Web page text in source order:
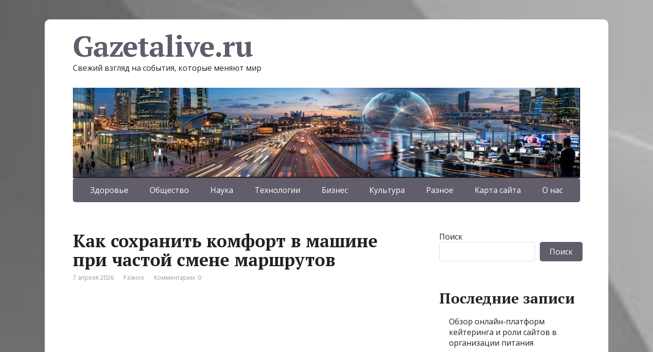
Gazetalive.ru
Свежий взгляд на события, которые меняют мир
Здоровье Общество Наука Технологии Бизнес Культура Разное Карта сайта О нас
Как сохранить комфорт в машине
при частой смене маршрутов
7 апреля 2026 Разное Комментарии: 0
Поиск
Поиск
Последние записи
Обзор онлайн-платформ
кейтеринга и роли сайтов в
организации питания